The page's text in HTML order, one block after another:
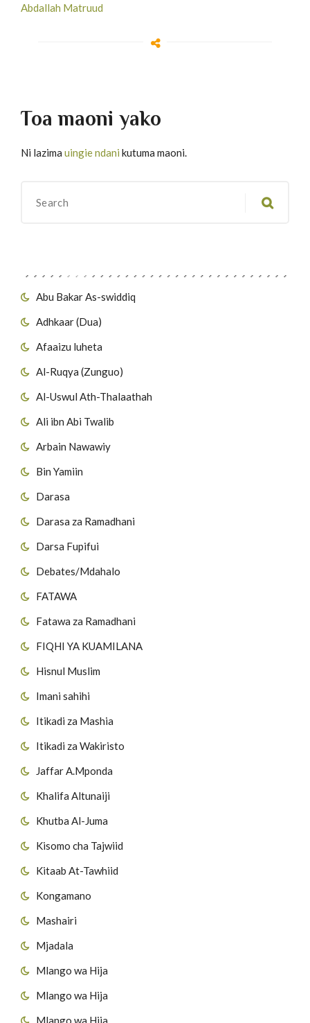
Abu Bakar As-swiddiq
Adhkaar (Dua)
Afaaizu luheta
Al-Ruqya (Zunguo)
Al-Uswul Ath-Thalaathah
Ali ibn Abi Twalib
Arbain Nawawiy
Bin Yamiin
Darasa
Darasa za Ramadhani
Darsa Fupifui
Debates/Mdahalo
FATAWA
Fatawa za Ramadhani
FIQHI YA KUAMILANA
Hisnul Muslim
Imani sahihi
Itikadi za Mashia
Itikadi za Wakiristo
Jaffar A.Mponda
Khalifa Altunaiji
Khutba Al-Juma
Kisomo cha Tajwiid
Kitaab At-Tawhiid
Kongamano
Mashairi
Mjadala
Mlango wa Hija
Mlango wa Hija
Mlango wa Hija
Abdallah Matruud
Toa maoni yako
Ni lazima uingie ndani kutuma maoni.